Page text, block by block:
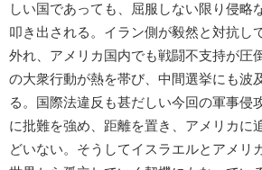
しい国であっても、屈服しない限り侵略
叩き出される。イラン側が毅然と対抗し
外れ、アメリカ国内でも戦闘不支持が圧
の大衆行動が熱を帯び、中間選挙にも波
る。国際法違反も甚だしい今回の軍事侵
に批難を強め、距離を置き、アメリカに
どいない。そうしてイスラエルとアメリ